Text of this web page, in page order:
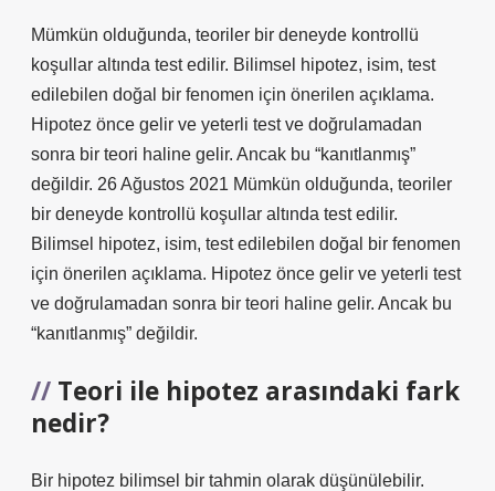
Mümkün olduğunda, teoriler bir deneyde kontrollü
koşullar altında test edilir. Bilimsel hipotez, isim, test
edilebilen doğal bir fenomen için önerilen açıklama.
Hipotez önce gelir ve yeterli test ve doğrulamadan
sonra bir teori haline gelir. Ancak bu “kanıtlanmış”
değildir. 26 Ağustos 2021 Mümkün olduğunda, teoriler
bir deneyde kontrollü koşullar altında test edilir.
Bilimsel hipotez, isim, test edilebilen doğal bir fenomen
için önerilen açıklama. Hipotez önce gelir ve yeterli test
ve doğrulamadan sonra bir teori haline gelir. Ancak bu
“kanıtlanmış” değildir.
Teori ile hipotez arasındaki fark
nedir?
Bir hipotez bilimsel bir tahmin olarak düşünülebilir.